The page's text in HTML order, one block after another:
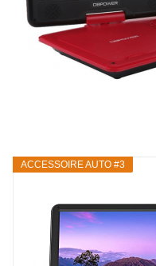
ACCESSOIRE AUTO #3